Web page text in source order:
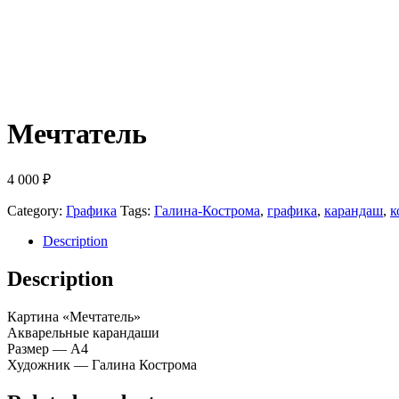
Мечтатель
4 000 ₽
Category: Графика Tags: Галина-Кострома, графика, карандаш,
Description
Description
Картина «Мечтатель»
Акварельные карандаши
Размер — А4
Художник — Галина Кострома